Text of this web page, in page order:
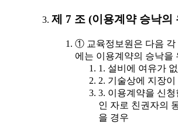
제 7 조 (이용계약 승낙의
① 교육정보원은 다음 각
에는 이용계약의 승낙을
1. 설비에 여유가
2. 기술상에 지장
3. 이용계약을 신
인 자로 친권자의
을 경우